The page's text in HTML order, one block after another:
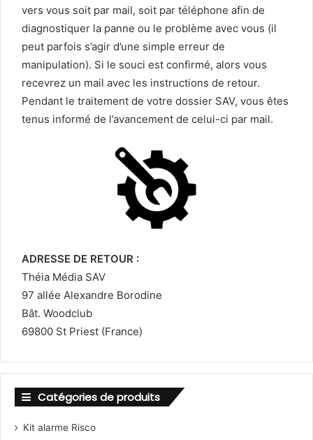
vers vous soit par mail, soit par téléphone afin de
diagnostiquer la panne ou le problème avec vous (il
peut parfois s’agir d’une simple erreur de
manipulation). Si le souci est confirmé, alors vous
recevrez un mail avec les instructions de retour.
Pendant le traitement de votre dossier SAV, vous êtes
tenus informé de l’avancement de celui-ci par mail.
ADRESSE DE RETOUR :
Théia Média SAV
97 allée Alexandre Borodine
Bât. Woodclub
69800 St Priest (France)
Catégories de produits
Kit alarme Risco